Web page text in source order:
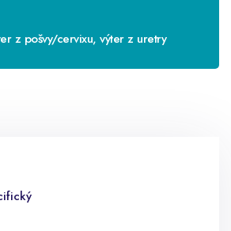
z pošvy/cervixu, výter z uretry